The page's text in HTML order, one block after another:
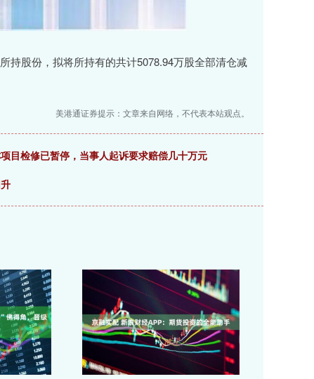
持股份，拟将所持有的共计5078.94万股全部清仓减
美港通证券提示：文章来自网络，不代表本站观点。
目检修已暂停，当事人起诉要求赔偿几十万元